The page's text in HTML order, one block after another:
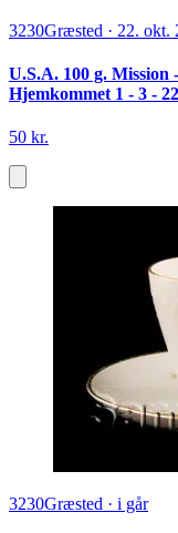
3230Græsted · 22. okt.
U.S.A. 100 g.
Hjemkommet 1 - 3 - 22
50 kr.
3230Græsted · i går